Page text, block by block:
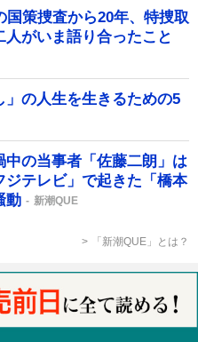
策捜査から20年、特捜取
がいま語り合ったこと
の人生を生きるための5
中の当事者「佐藤二朗」は
テレビ」で起きた「橋本
動
新潮QUE
「新潮QUE」とは？